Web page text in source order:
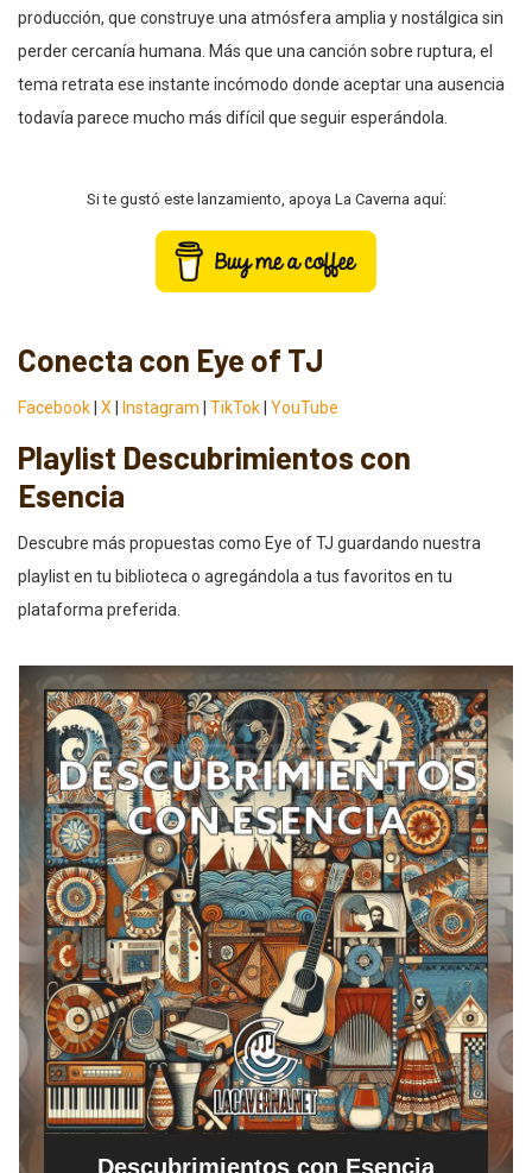
producción, que construye una atmósfera amplia y nostálgica sin
perder cercanía humana. Más que una canción sobre ruptura, el
tema retrata ese instante incómodo donde aceptar una ausencia
todavía parece mucho más difícil que seguir esperándola.
Si te gustó este lanzamiento, apoya La Caverna aquí:
Conecta con Eye of TJ
Facebook X Instagram TikTok YouTube
Playlist Descubrimientos con
Esencia
Descubre más propuestas como Eye of TJ guardando nuestra
playlist en tu biblioteca o agregándola a tus favoritos en tu
plataforma preferida.